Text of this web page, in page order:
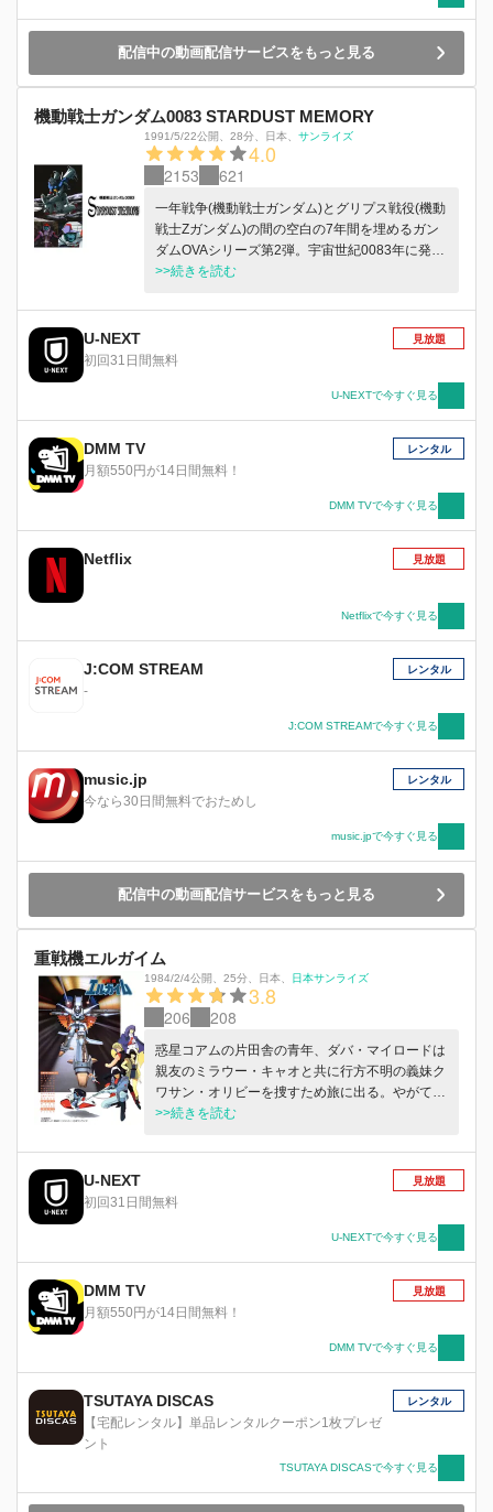
配信中の動画配信サービスをもっと見る
機動戦士ガンダム0083 STARDUST MEMORY
1991/5/22公開 28分 日本 サンライズ
4.0
2153 621
一年戦争(機動戦士ガンダム)とグリプス戦役(機動
戦士Zガンダム)の間の空白の7年間を埋めるガン
ダムOVAシリーズ第2弾。宇宙世紀0083年に発生
した新型モビルスーツ強奪事件を、連邦軍のコ
対決を軸に描いている。後に劇場版「ジオンの残
>>続きを読む
U-NEXT
初回31日間無料
見放題
U-NEXTで今すぐ見る
DMM TV
月額550円が14日間無料！
レンタル
DMM TVで今すぐ見る
Netflix 見放題
Netflixで今すぐ見る
J:COM STREAM
-
レンタル
J:COM STREAMで今すぐ見る
music.jp
今なら30日間無料でおためし
レンタル
music.jpで今すぐ見る
配信中の動画配信サービスをもっと見る
重戦機エルガイム
1984/2/4公開 25分 日本 日本サンライズ
3.8
206 208
惑星コアムの片田舎の青年、ダバ・マイロードは
親友のミラウー・キャオと共に行方不明の義妹ク
ワサン・オリビーを捜すため旅に出る。やがてダ
バは父の形見であるA級ヘビーメタル・エルガイ
うことになる。
>>続きを読む
U-NEXT
初回31日間無料
見放題
U-NEXTで今すぐ見る
DMM TV
月額550円が14日間無料！
見放題
DMM TVで今すぐ見る
TSUTAYA DISCAS
【宅配レンタル】単品レンタルクーポン1枚プレゼ
ント
レンタル
TSUTAYA DISCASで今すぐ見る